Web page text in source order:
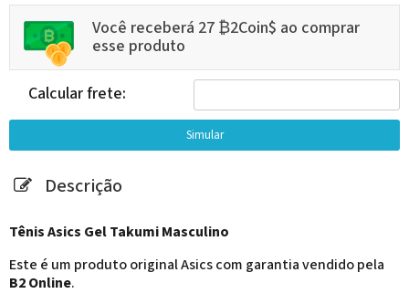
Você receberá 27 ₿2Coin$ ao comprar
esse produto
Calcular frete:
Descrição
Tênis Asics Gel Takumi Masculino
Este é um produto original Asics com garantia vendido pela
B2 Online.